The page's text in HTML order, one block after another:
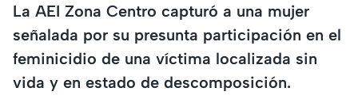
La AEI Zona Centro capturó a una mujer
señalada por su presunta participación en el
feminicidio de una víctima localizada sin
vida y en estado de descomposición.